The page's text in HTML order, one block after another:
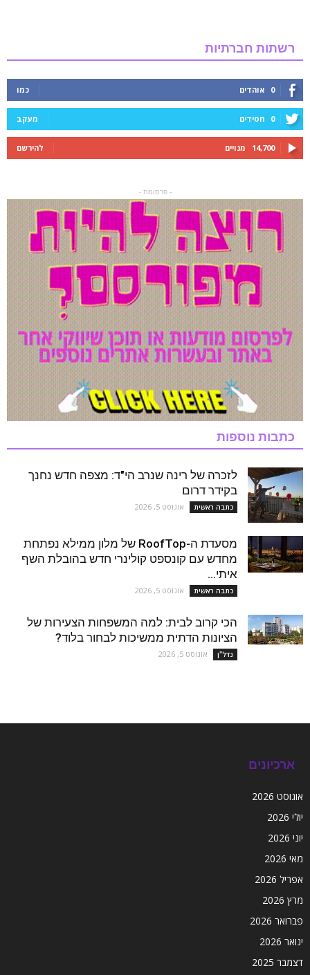
רשתות חברתיות
0 אוהדים כמו
0 חסידים מעקב
14,700 מנויים להירשם
- פרסומת -
כתבות נוספות
לזכרה של רינה שנרב הי"ד: מצפה חדש נחנך
בקידר דרום
כתבה ראשית אוגוסט 5, 2026
מסעדת ה-RoofTop של מלון ממילא נפתחת
מחדש עם קונספט קולינרי חדש בהובלת השף
איתי...
כתבה ראשית אוגוסט 5, 2026
הכי קרוב לבית: למה המשפחות הצעירות של
הציונות הדתית ממשיכות לבחור בלוד?
נדל''ן אוגוסט 5, 2026
ארכיונים
אוגוסט 2026
יולי 2026
יוני 2026
מאי 2026
אפריל 2026
מרץ 2026
פברואר 2026
ינואר 2026
דצמבר 2025